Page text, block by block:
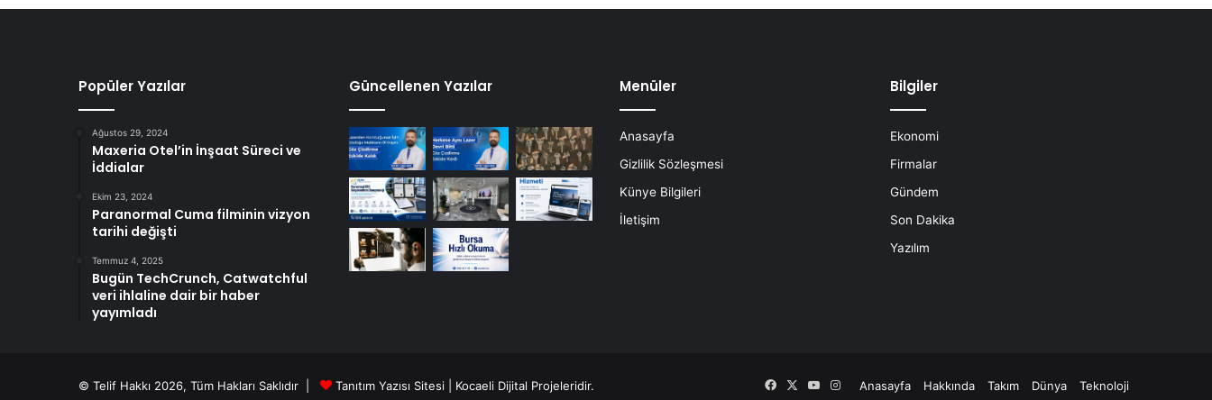
r
A
a
l
İ
ç
e
r
i
i
n
Popüler Yazılar
Ağustos 29, 2024
Maxeria Otel’in İnşaat Süreci ve
İddialar
Ekim 23, 2024
Paranormal Cuma filminin vizyon
tarihi değişti
Temmuz 4, 2025
Bugün TechCrunch, Catwatchful
veri ihlaline dair bir haber
yayımladı
Güncellenen Yazılar Menüler
Anasayfa
Gizlilik Sözleşmesi
Künye Bilgileri
İletişim
Bilgiler
Ekonomi
Firmalar
Gündem
Son Dakika
Yazılım
© Telif Hakkı 2026, Tüm Hakları Saklıdır | Tanıtım Yazısı Sitesi | Kocaeli Dijital Projeleridir. Anasayfa Hakkında Takım Dünya Teknoloji
FacebookYouTube
Instagram